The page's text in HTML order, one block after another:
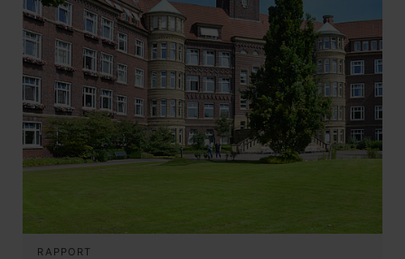
RAPPORT